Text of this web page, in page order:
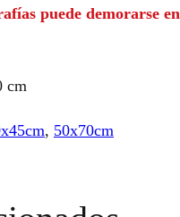
Iniciar
puede demorarse
cm
, 50x70cm